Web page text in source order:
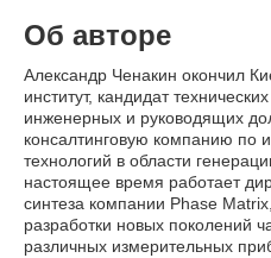
Об авторе
Александр Ченакин окончил
институт, кандидат
инженерных и руководящих
консалтинговую компанию по
технологий в области
настоящее время работает
синтеза компании Phase
разработки новых поколений
различных измерительных